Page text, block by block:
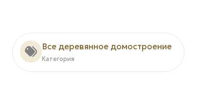
Все деревянное домостроение
Категория